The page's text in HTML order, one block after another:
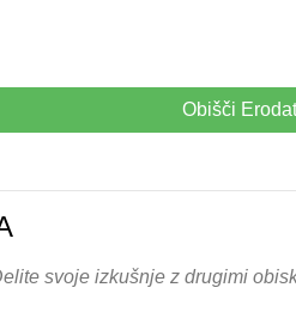
Obišči
svoje izkušnje z drugimi